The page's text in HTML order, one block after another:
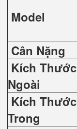
Model
Cân Nặng
Kích Thước
Ngoài
Kích Thước
Trong